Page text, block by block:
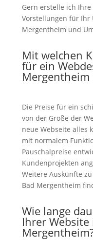
Gern erstelle ich
Vorstellungen für Ihr
Mergentheim und
Mit welchen
für ein
Mergentheim
Die Preise für ein
von der Größe der
neue Webseite alles
mit normalem
Pauschalpreise
Kundenprojekten
Weitere Auskünfte
Bad Mergentheim
Wie lange
Ihrer Website